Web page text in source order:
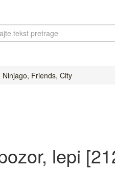
Friends, City
lepi